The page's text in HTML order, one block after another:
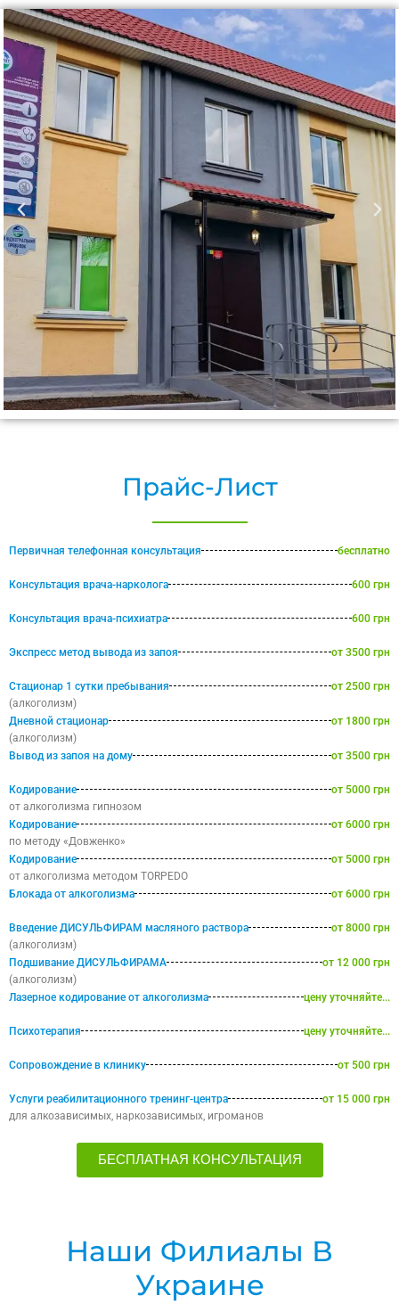
Прайс-Лист
Первичная телефонная консультация бесплатно
Консультация врача-нарколога 600 грн
Консультация врача-психиатра 600 грн
Экспресс метод вывода из запоя от 3500 грн
Стационар 1 сутки пребывания
от 2500 грн
(алкоголизм)
Дневной стационар
от 1800 грн
(алкоголизм)
Вывод из запоя на дому
от 3500 грн
Кодирование
от 5000 грн
от алкоголизма гипнозом
Кодирование
от 6000 грн
по методу «Довженко»
Кодирование
от 5000 грн
от алкоголизма методом TORPEDO
Блокада от алкоголизма
от 6000 грн
Введение ДИСУЛЬФИРАМ масляного раствора
от 8000 грн
(алкоголизм)
Подшивание ДИСУЛЬФИРАМА
от 12 000 грн
(алкоголизм)
Лазерное кодирование от алкоголизма
цену уточняйте...
Психотерапия цену уточняйте...
Сопровождение в клинику от 500 грн
Услуги реабилитационного тренинг-центра
от 15 000 грн
для алкозависимых, наркозависимых, игроманов
БЕСПЛАТНАЯ КОНСУЛЬТАЦИЯ
Наши Филиалы В
Украине